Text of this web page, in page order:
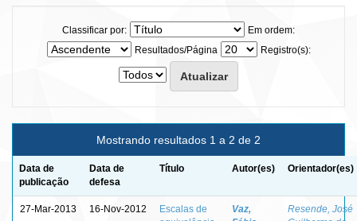
Classificar por:
Em ordem:
Resultados/Página
Registro(s):
Mostrando resultados 1 a 2 de 2
Data de
publicação
Data de
defesa
Título Autor(es) Orientador(es)
27-Mar-2013 16-Nov-2012
Escalas de
Vaz,
Resende, José